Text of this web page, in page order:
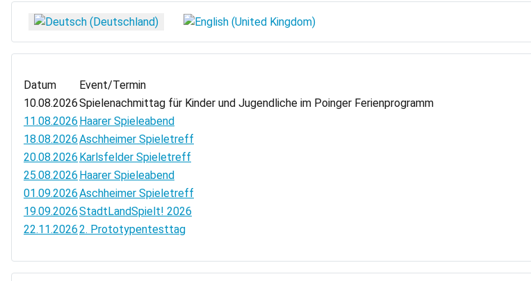
Sprache auswählen
Datum
Event/Termin
10.08.2026Spielenachmittag für Kinder und Jugendliche im Poinger Ferienprogramm
11.08.2026 Haarer Spieleabend
18.08.2026Aschheimer Spieletreff
20.08.2026 Karlsfelder Spieletreff
25.08.2026 Haarer Spieleabend
01.09.2026Aschheimer Spieletreff
19.09.2026StadtLandSpielt! 2026
22.11.20262. Prototypentesttag